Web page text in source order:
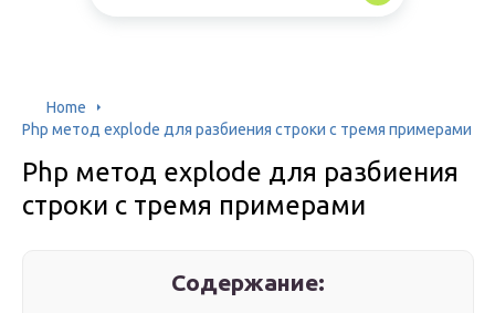
Home
Php метод explode для разбиения строки с тремя примерами
Php метод explode для разбиения
строки с тремя примерами
Содержание: